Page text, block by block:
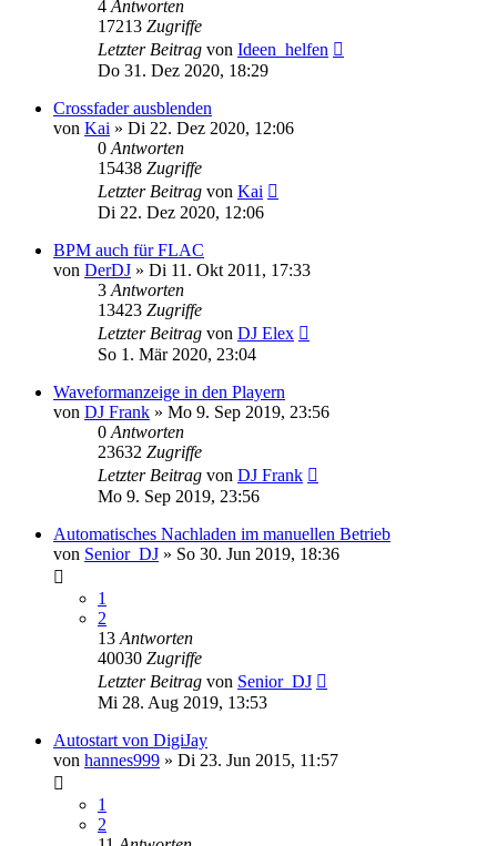
4 Antworten
17213 Zugriffe
Letzter Beitrag von Ideen_helfen
Do 31. Dez 2020, 18:29
Crossfader ausblenden
von Kai » Di 22. Dez 2020, 12:06
0 Antworten
15438 Zugriffe
Letzter Beitrag von Kai
Di 22. Dez 2020, 12:06
BPM auch für FLAC
von DerDJ » Di 11. Okt 2011, 17:33
3 Antworten
13423 Zugriffe
Letzter Beitrag von DJ Elex
So 1. Mär 2020, 23:04
Waveformanzeige in den Playern
von DJ Frank » Mo 9. Sep 2019, 23:56
0 Antworten
23632 Zugriffe
Letzter Beitrag von DJ Frank
Mo 9. Sep 2019, 23:56
Automatisches Nachladen im manuellen Betrieb
von Senior_DJ » So 30. Jun 2019, 18:36
1
2
13 Antworten
40030 Zugriffe
Letzter Beitrag von Senior_DJ
Mi 28. Aug 2019, 13:53
Autostart von DigiJay
von hannes999 » Di 23. Jun 2015, 11:57
1
2